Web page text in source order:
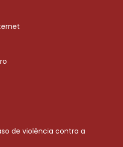
de violência contra a